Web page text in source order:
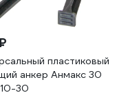
пластиковый
анкер Анмакс 30
30